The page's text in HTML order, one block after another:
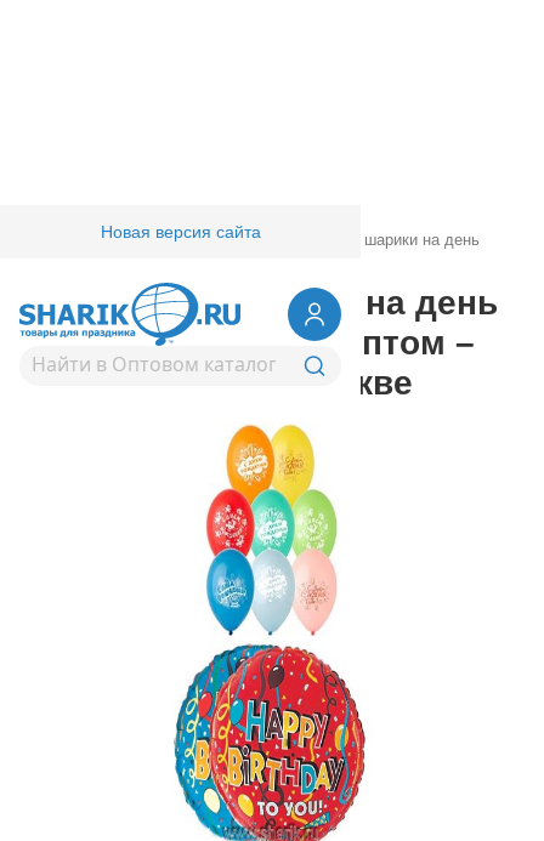
Новая версия сайта
Товары для праздника/
Воздушные шарики на день
Воздушные шарики на день
рождения | купить оптом –
лучшие цены в Москве